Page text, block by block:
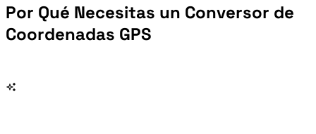
Por Qué Necesitas un Conversor de
Coordenadas GPS